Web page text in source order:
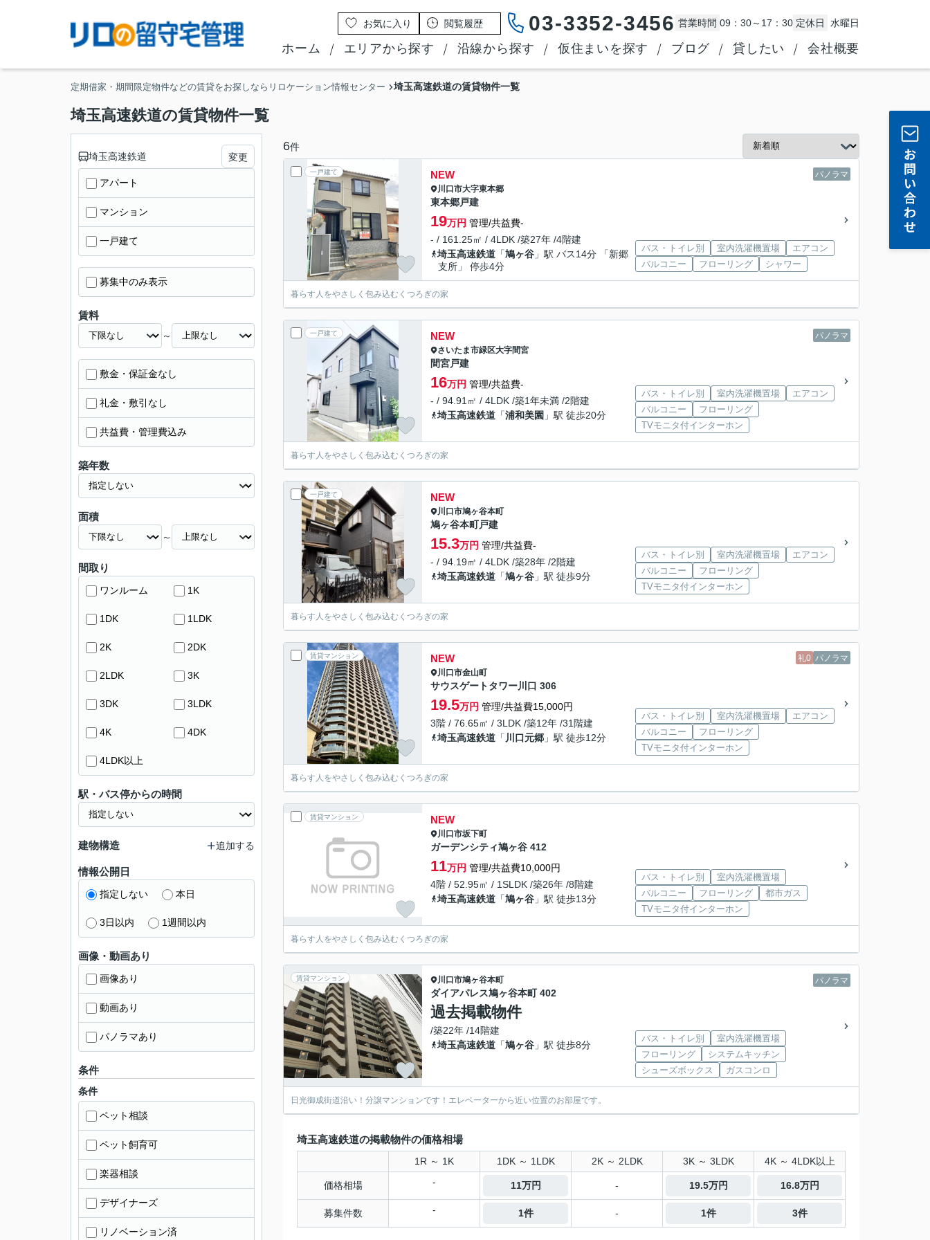
お気に入り 閲覧履歴 03-3352-3456 営業時間 09：30～17：30 定休日 水曜日
ホーム エリアから探す 沿線から探す 仮住まいを探す ブログ 貸したい 会社概要
定期借家・期間限定物件などの賃貸をお探しならリロケーション情報センター 埼玉高速鉄道の賃貸物件一覧
埼玉高速鉄道の賃貸物件一覧
6件
一戸建て パノラマ
NEW
川口市大字東本郷
東本郷戸建
19万円 管理/共益費-
- / 161.25㎡ / 4LDK /築27年 /4階建
埼玉高速鉄道 「鳩ヶ谷 」駅 バス14分 「新郷
支所」 停歩4分
バス・トイレ別 室内洗濯機置場
エアコン
バルコニー
フローリング シャワー
暮らす人をやさしく包み込むくつろぎの家
一戸建て パノラマ
NEW
さいたま市緑区大字間宮
間宮戸建
16万円 管理/共益費-
- / 94.91㎡ / 4LDK /築1年未満 /2階建
埼玉高速鉄道 「浦和美園 」駅 徒歩20分
バス・トイレ別 室内洗濯機置場
エアコン
バルコニー
フローリング
TVモニタ付インターホン
暮らす人をやさしく包み込むくつろぎの家
一戸建て NEW
川口市鳩ヶ谷本町
鳩ヶ谷本町戸建
15.3万円 管理/共益費-
- / 94.19㎡ / 4LDK /築28年 /2階建
埼玉高速鉄道 「鳩ヶ谷 」駅 徒歩9分
バス・トイレ別 室内洗濯機置場
エアコン
バルコニー
フローリング
TVモニタ付インターホン
暮らす人をやさしく包み込むくつろぎの家
賃貸マンション 礼0 パノラマ
NEW
川口市金山町
サウスゲートタワー川口 306
19.5万円 管理/共益費15,000円
3階 / 76.65㎡ / 3LDK /築12年 /31階建
埼玉高速鉄道 「 川口元郷 」駅 徒歩12分
バス・トイレ別 室内洗濯機置場
エアコン
バルコニー
フローリング
TVモニタ付インターホン
暮らす人をやさしく包み込むくつろぎの家
賃貸マンション NEW
川口市坂下町
ガーデンシティ鳩ヶ谷 412
11万円 管理/共益費10,000円
4階 / 52.95㎡ / 1SLDK /築26年 /8階建
埼玉高速鉄道 「鳩ヶ谷 」駅 徒歩13分
バス・トイレ別
室内洗濯機置場
バルコニー
フローリング
都市ガス
TVモニタ付インターホン
暮らす人をやさしく包み込むくつろぎの家
賃貸マンション パノラマ
川口市鳩ヶ谷本町
ダイアパレス鳩ヶ谷本町 402
過去掲載物件
/築22年 /14階建
埼玉高速鉄道 「鳩ヶ谷 」駅 徒歩8分
バス・トイレ別
室内洗濯機置場
フローリング
システムキッチン
シューズボックス
ガスコンロ
日光御成街道沿い！分譲マンションです！エレベーターから近い位置のお部屋です。
埼玉高速鉄道の掲載物件の価格相場
1R ～ 1K 1DK ～ 1LDK 2K ～ 2LDK 3K ～ 3LDK 4K ～ 4LDK以上
価格相場 - 11万円 - 19.5万円 16.8万円
募集件数 - 1件 - 1件 3件
埼玉高速鉄道 変更
アパート
マンション
一戸建て
募集中のみ表示
賃料
～
敷金・保証金なし
礼金・敷引なし
共益費・管理費込み
築年数
面積
～
間取り
ワンルーム 1K
1DK 1LDK
2K 2DK
2LDK 3K
3DK 3LDK
4K 4DK
4LDK以上
駅・バス停からの時間
建物構造 追加する
情報公開日
指定しない 本日
3日以内 1週間以内
画像・動画あり
画像あり
動画あり
パノラマあり
条件
条件
ペット相談
ペット飼育可
楽器相談
デザイナーズ
リノベーション済